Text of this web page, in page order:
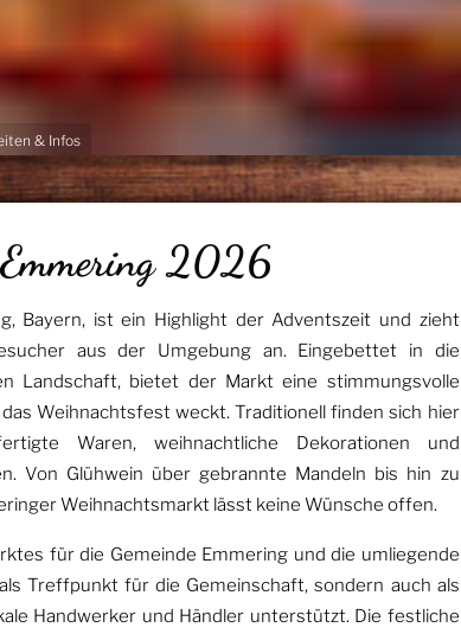
& Infos
2026
Bayern, ist ein Highlight der Adventszeit und zieht
aus der Umgebung an. Eingebettet in die
Landschaft, bietet der Markt eine stimmungsvolle
Weihnachtsfest weckt. Traditionell finden sich hier
Waren, weihnachtliche Dekorationen und
Von Glühwein über gebrannte Mandeln bis hin zu
Weihnachtsmarkt lässt keine Wünsche offen.
für die Gemeinde Emmering und die umliegende
Treffpunkt für die Gemeinschaft, sondern auch als
Handwerker und Händler unterstützt. Die festliche